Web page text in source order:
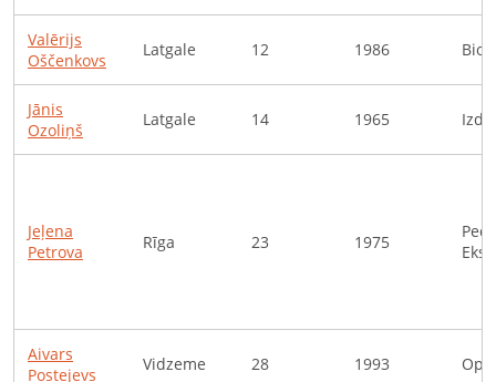
Valērijs
Oščenkovs
Latgale 12 1986
Jānis
Ozoliņš
Latgale 14 1965
Jeļena
Petrova
Rīga 23 1975
Aivars
Postejevs
Vidzeme 28 1993